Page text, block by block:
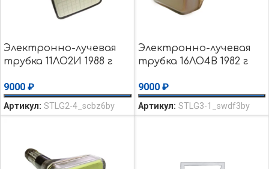
Электронно-лучевая
трубка 11ЛО2И 1988 г
9000 ₽
Артикул: STLG2-4_scbz6by
Электронно-лучевая
трубка 16ЛО4В 1982 г
9000 ₽
Артикул: STLG3-1_swdf3by